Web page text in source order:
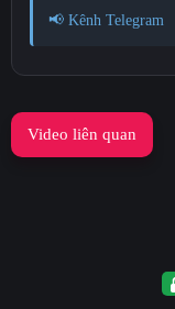
📢 Kênh Telegram
Video liên quan